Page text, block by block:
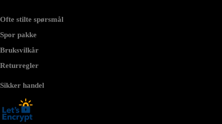
Ofte stilte spørsmål
Spor pakke
Bruksvilkår
Returregler
Sikker handel